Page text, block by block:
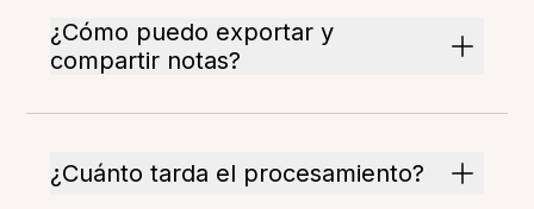
¿Cómo puedo exportar y
compartir notas?
¿Cuánto tarda el procesamiento?